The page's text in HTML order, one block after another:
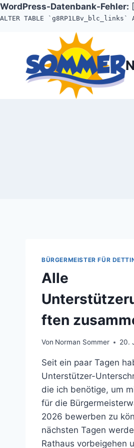
WordPress-Datenbank-Fehler:
ALTER TABLE
springen
BÜRGERMEISTER FÜR
Alle
ften
Von Norman Sommer 20.
Seit ein paar Tagen
Unterstützer-
die ich benötige, um
für die
2026 bewerben zu
nächsten Tagen
Rathaus vorbeigehen